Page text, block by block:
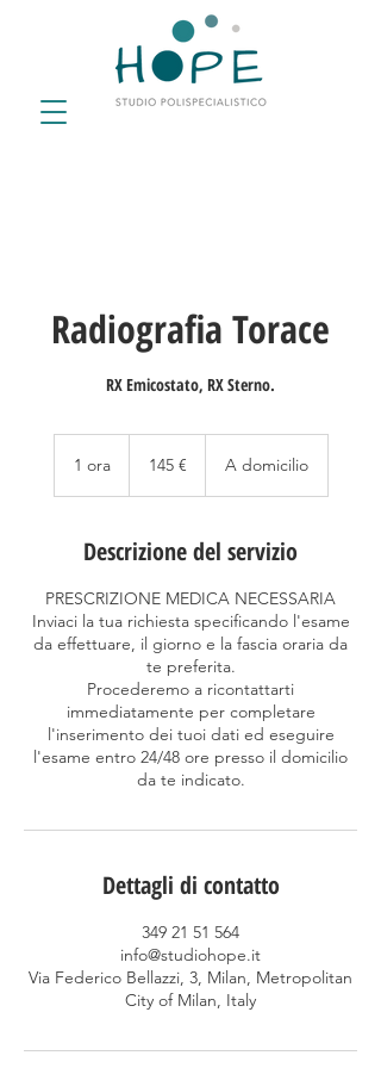
Radiografia Torace
RX Emicostato, RX Sterno.
1 ora1
145 € A domicilio
Descrizione del servizio
PRESCRIZIONE MEDICA NECESSARIA
Inviaci la tua richiesta specificando l'esame
da effettuare, il giorno e la fascia oraria da
te preferita.
Procederemo a ricontattarti
immediatamente per completare
l'inserimento dei tuoi dati ed eseguire
l'esame entro 24/48 ore presso il domicilio
da te indicato.
Dettagli di contatto
349 21 51 564
info@studiohope.it
Via Federico Bellazzi, 3, Milan, Metropolitan
City of Milan, Italy